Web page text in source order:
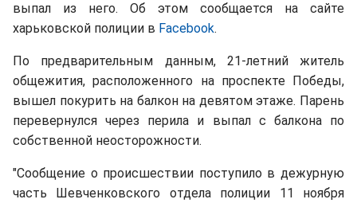
выпал из него. Об этом сообщается на сайте
харьковской полиции в Facebook.
По предварительным данным, 21-летний житель
общежития, расположенного на проспекте Победы,
вышел покурить на балкон на девятом этаже. Парень
перевернулся через перила и выпал с балкона по
собственной неосторожности.
"Сообщение о происшествии поступило в дежурную
часть Шевченковского отдела полиции 11 ноября